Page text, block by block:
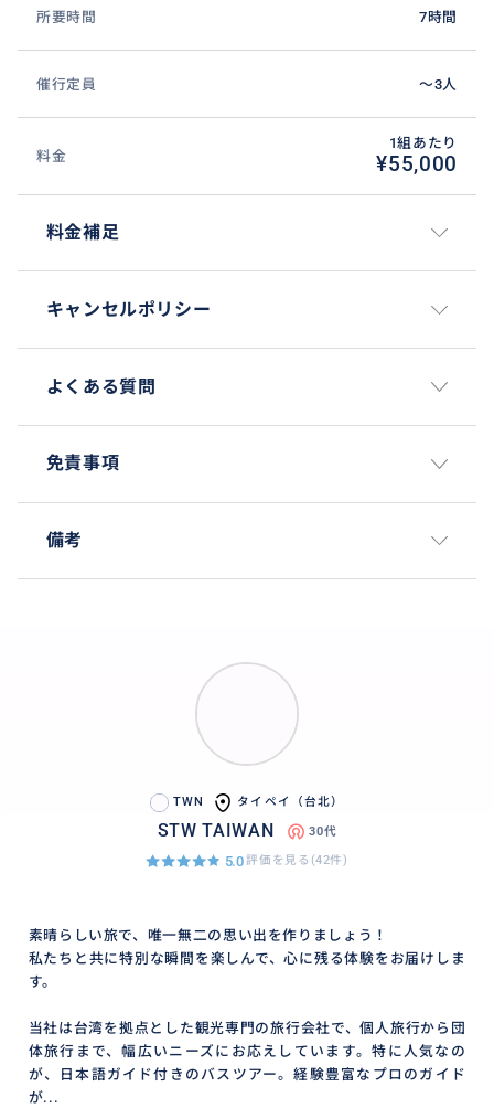
【移動手段】
【送迎・解散について】
（台北101、夜市、レストランなど）
【柔軟なアレンジ可能】
おすすめ
珠老店活海鮮》で、獲れたての新鮮な海の幸を堪能し
ませんか？こちらは単なる海鮮レストランではなく、
生け簀から選んだ魚介をその場で調理してくれるた
め、素材の鮮度と味わいは格別です。エビやハマグリ、
地魚など、その日のおすすめメニューはどれも絶品。
所要時間 7時間
催行定員 〜3人
料金
1組あたり
¥55,000
料金補足
キャンセルポリシー
よくある質問
免責事項
備考
TWN タイペイ（台北）
STW TAIWAN 30代
5.0評価を見る(42件)
素晴らしい旅で、唯一無二の思い出を作りましょう！
私たちと共に特別な瞬間を楽しんで、心に残る体験をお届けしま
す。
当社は台湾を拠点とした観光専門の旅行会社で、個人旅行から団
体旅行まで、幅広いニーズにお応えしています。特に人気なの
が、日本語ガイド付きのバスツアー。経験豊富なプロのガイド
が...